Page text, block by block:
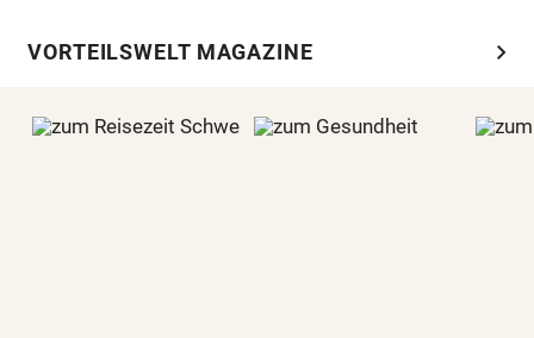
VORTEILSWELT MAGAZINE chevron_right